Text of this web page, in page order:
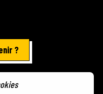
?
- Gestion des cookies